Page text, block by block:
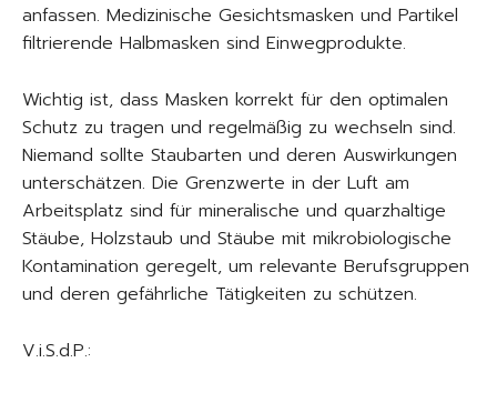
anfassen. Medizinische Gesichtsmasken und Partikel
filtrierende Halbmasken sind Einwegprodukte.
Wichtig ist, dass Masken korrekt für den optimalen
Schutz zu tragen und regelmäßig zu wechseln sind.
Niemand sollte Staubarten und deren Auswirkungen
unterschätzen. Die Grenzwerte in der Luft am
Arbeitsplatz sind für mineralische und quarzhaltige
Stäube, Holzstaub und Stäube mit mikrobiologische
Kontamination geregelt, um relevante Berufsgruppen
und deren gefährliche Tätigkeiten zu schützen.
V.i.S.d.P.: